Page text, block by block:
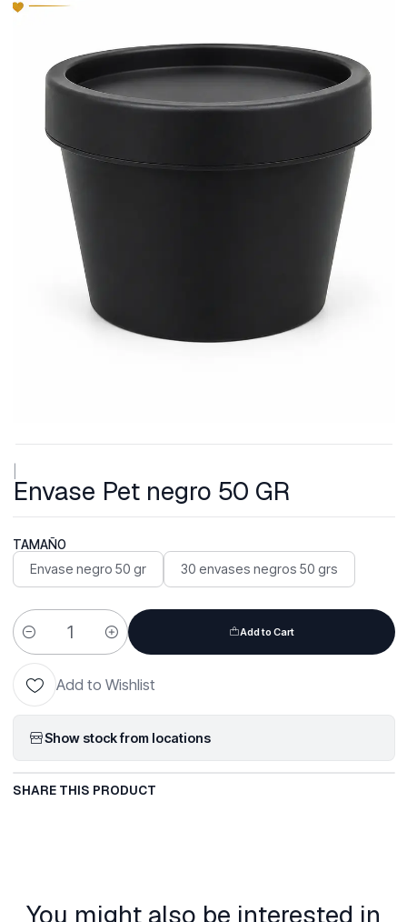
Envase Pet negro 50 GR
TAMAÑO
Envase negro 50 gr 30 envases negros 50 grs
Quantity
Add to Cart
Add to Wishlist
Show stock from locations
SHARE THIS PRODUCT
You might also be interested in